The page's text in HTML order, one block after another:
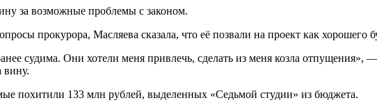
за возможные проблемы с законом.
прокурора, Масляева сказала, что её позвали на проект как хорошего
судима. Они хотели меня привлечь, сделать из меня козла
вину.
похитили 133 млн рублей, выделенных «Седьмой студии» из бюджета.